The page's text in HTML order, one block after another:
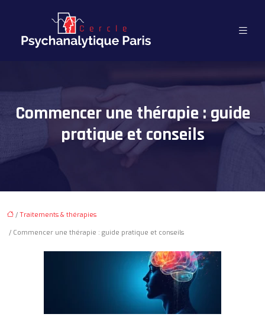
Commencer une thérapie : guide
pratique et conseils
/ Traitements & thérapies
/ Commencer une thérapie : guide pratique et conseils